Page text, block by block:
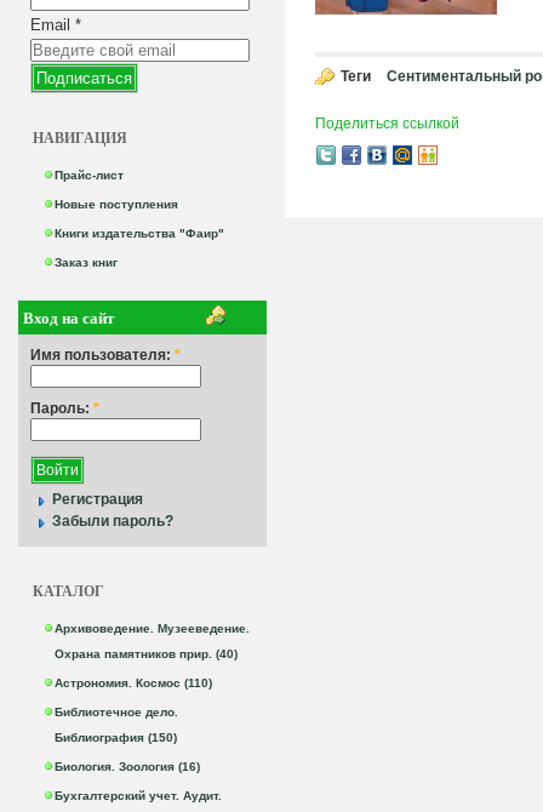
Email *
НАВИГАЦИЯ
Прайс-лист
Новые поступления
Книги издательства "Фаир"
Заказ книг
Вход на сайт
Имя пользователя: *
Пароль: *
Регистрация
Забыли пароль?
КАТАЛОГ
Архивоведение. Музееведение.
Охрана памятников прир. (40)
Астрономия. Космос (110)
Библиотечное дело.
Библиография (150)
Биология. Зоология (16)
Бухгалтерский учет. Аудит.
Теги Сентиментальный
Поделиться ссылкой